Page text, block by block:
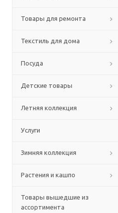
Товары для ремонта
Текстиль для дома
Посуда
Детские товары
Летняя коллекция
Услуги
Зимняя коллекция
Растения и кашпо
Товары вышедшие из
ассортимента